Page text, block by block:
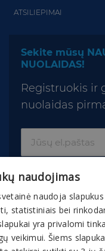
ATSILIEPIMAI
Sekite mūsų
NUOLAIDAS!
Registruokis ir
nuolaidas
© 2026
įskaitant jo
naudojimas
naudoja
statistiniais bei
yra privalomi
veikimui. Šiems